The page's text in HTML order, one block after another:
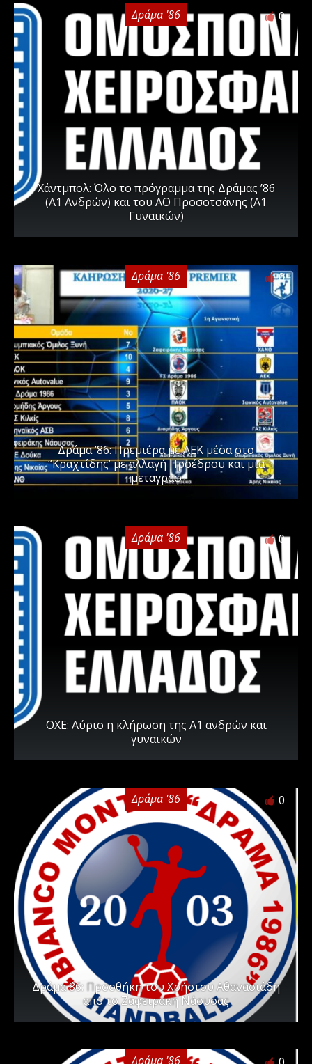
Δράμα '86 0
Χάντμπολ: Όλο το πρόγραμμα της Δράμας ’86
(Α1 Ανδρών) και του ΑΟ Προσοτσάνης (Α1
Γυναικών)
Δράμα '86 0
Δράμα ’86: Πρεμιέρα με ΑΕΚ μέσα στο
“Κραχτίδης’ με αλλαγή Προέδρου και μια
μεταγραφ
Δράμα '86 0
ΟΧΕ: Αύριο η κλήρωση της Α1 ανδρών και
γυναικών
Δράμα '86 0
Δράμα ΄86: Προσθήκη του Χρήστου Αθανασιάδη
από το Ζαφειράκη Νάουσας
Δράμα '86